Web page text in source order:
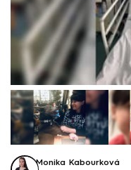
Monika Kabourková